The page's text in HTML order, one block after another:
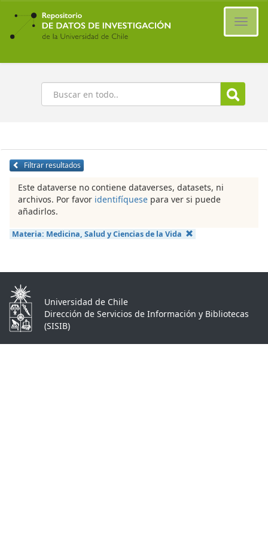
Ir
contenido
principal
Buscar
Filtrar resultados
Este dataverse no contiene dataverses, datasets, ni
archivos. Por favor identifíquese para ver si puede
añadirlos.
Materia: Medicina, Salud y Ciencias de la Vida
Universidad de Chile
Dirección de Servicios de Información y Bibliotecas
(SISIB)